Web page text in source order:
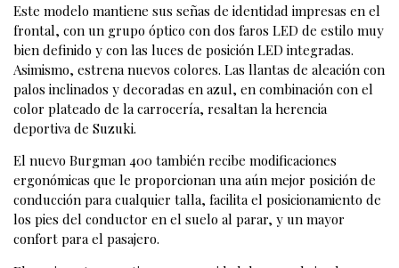
Este modelo mantiene sus señas de identidad impresas en el
frontal, con un grupo óptico con dos faros LED de estilo muy
bien definido y con las luces de posición LED integradas.
Asimismo, estrena nuevos colores. Las llantas de aleación con
palos inclinados y decoradas en azul, en combinación con el
color plateado de la carrocería, resaltan la herencia
deportiva de Suzuki.
El nuevo Burgman 400 también recibe modificaciones
ergonómicas que le proporcionan una aún mejor posición de
conducción para cualquier talla, facilita el posicionamiento de
los pies del conductor en el suelo al parar, y un mayor
confort para el pasajero.